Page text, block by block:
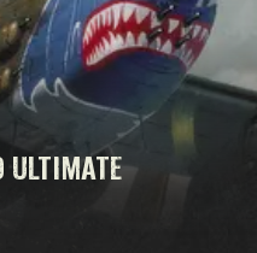
ULTIMATE